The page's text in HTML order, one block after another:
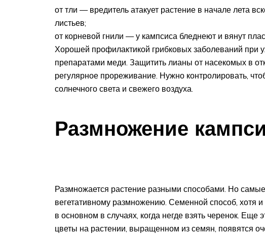
от тли — вредитель атакует растение в начале лета
листьев;
от корневой гнили — у кампсиса бледнеют и вянут
Хорошей профилактикой грибковых заболеваний при
препаратами меди. Защитить лианы от насекомых в
регулярное прореживание. Нужно контролировать,
солнечного света и свежего воздуха.
Размножение
Размножается растение разными способами. Но
вегетативному размножению. Семенной способ, хотя
в основном в случаях, когда негде взять черенок. Еще
цветы на растении, выращенном из семян, появятся